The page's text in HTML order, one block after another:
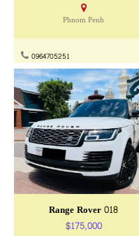
Phnom Penh
0964705251
Range Rover 018
$175,000